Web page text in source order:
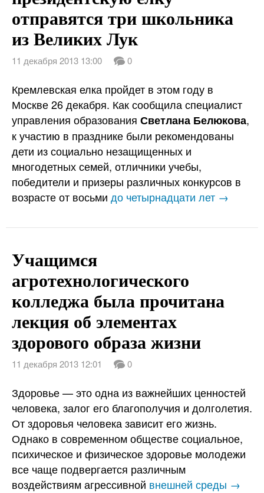
отправятся три школьника
из Великих Лук
11 декабря 2013 13:00 0
Кремлевская елка пройдет в этом году в
Москве 26 декабря. Как сообщила специалист
управления образования Светлана Белюкова,
к участию в празднике были рекомендованы
дети из социально незащищенных и
многодетных семей, отличники учебы,
победители и призеры различных конкурсов в
возрасте от восьми до четырнадцати лет →
Учащимся
агротехнологического
колледжа была прочитана
лекция об элементах
здорового образа жизни
11 декабря 2013 12:01 0
Здоровье — это одна из важнейших ценностей
человека, залог его благополучия и долголетия.
От здоровья человека зависит его жизнь.
Однако в современном обществе социальное,
психическое и физическое здоровье молодежи
все чаще подвергается различным
воздействиям агрессивной внешней среды →